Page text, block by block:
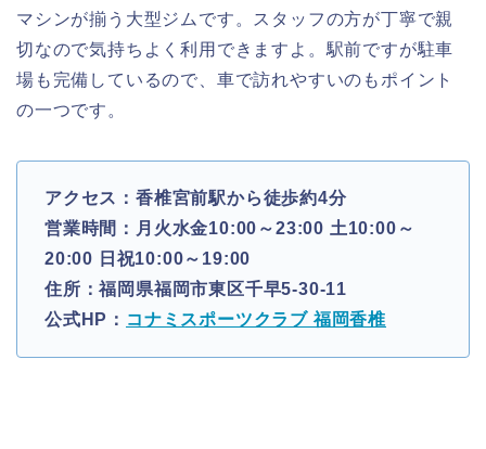
マシンが揃う大型ジムです。スタッフの方が丁寧で親
切なので気持ちよく利用できますよ。駅前ですが駐車
場も完備しているので、車で訪れやすいのもポイント
の一つです。
アクセス：香椎宮前駅から徒歩約4分
営業時間：月火水金10:00～23:00 土10:00～
20:00 日祝10:00～19:00
住所：福岡県福岡市東区千早5-30-11
公式HP： コナミスポーツクラブ 福岡香椎